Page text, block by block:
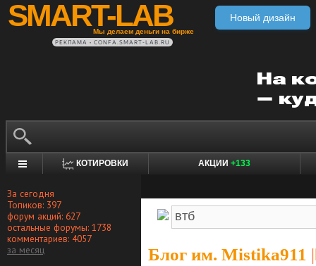
SMART-LAB
Мы делаем деньги на бирже
Новый дизайн
РЕКЛАМА • CONFA.SMART-LAB.RU
КОТИРОВКИ АКЦИИ +133
За сегодня
Топиков: 397
форум акций: 627
остальные форумы: 1738
комментариев: 4057
за месяц
Блог им. Mistika911 |